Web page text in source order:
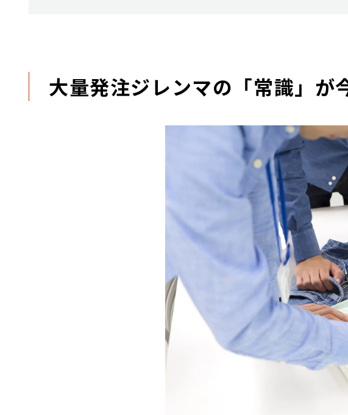
大量発注ジレンマの「常識」が